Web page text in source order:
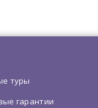
туры
гарантии